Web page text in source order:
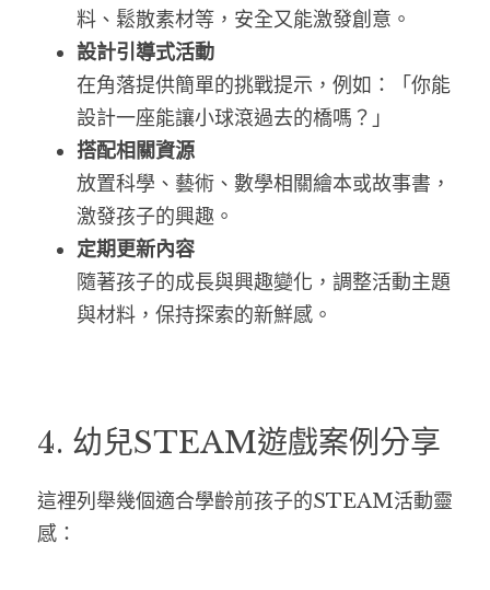
料、鬆散素材等，安全又能激發創意。
設計引導式活動
在角落提供簡單的挑戰提示，例如：「你能
設計一座能讓小球滾過去的橋嗎？」
搭配相關資源
放置科學、藝術、數學相關繪本或故事書，
激發孩子的興趣。
定期更新內容
隨著孩子的成長與興趣變化，調整活動主題
與材料，保持探索的新鮮感。
4. 幼兒STEAM遊戲案例分享
這裡列舉幾個適合學齡前孩子的STEAM活動靈
感：